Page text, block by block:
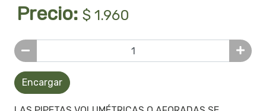
Precio: $ 1.960
Encargar